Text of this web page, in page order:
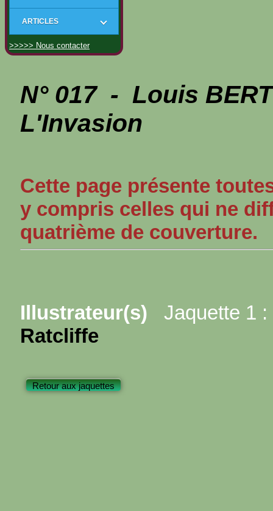
ARTICLES
>>>>> Nous contacter
N° 017 - Louis
L'Invasion
Cette page présente
y compris celles qui ne
quatrième de couverture.
Illustrateur(s) Jaquette 1 :
Ratcliffe
Retour aux jaquettes